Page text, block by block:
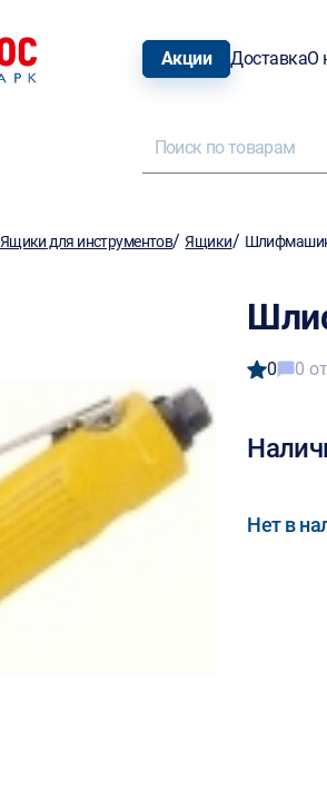
Акции ДоставкаО
Ящики для инструментов/Ящики/
0 0
Нет в